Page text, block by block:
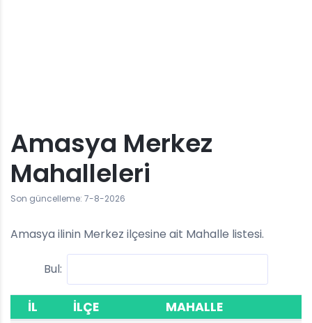
Amasya Merkez
Mahalleleri
Son güncelleme: 7-8-2026
Amasya ilinin Merkez ilçesine ait Mahalle listesi.
Bul:
İL İLÇE MAHALLE